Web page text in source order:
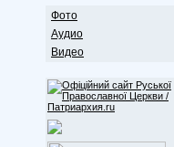
Фото
Аудио
Видео